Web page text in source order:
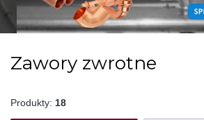
Zawory zwrotne
Produkty: 18